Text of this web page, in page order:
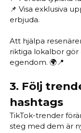
📌 Visa exklusiva
erbjuda.
Att hjälpa
riktiga lokalbor
egendom. 🌍📍
3. Följ
hashtags
TikTok-trender
steg med dem är